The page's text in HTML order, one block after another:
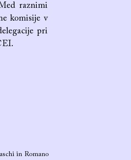
raznimi
komisije v
pri
in Romano